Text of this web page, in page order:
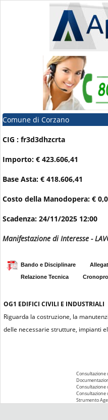
Comune di Corzano
CIG : fr3d3dhzcrta
Importo: € 423.606,41
Base Asta: € 418.606,41
Costo della Manodopera: €
Scadenza: 24/11/2025 12:00
Manifestazione di Interesse -
Bando e Disciplinare
Relazione Tecnica
OG1 EDIFICI CIVILI E INDUSTRIALI
Riguarda la costruzione, la
delle necessarie strutture, impianti
Consultazione
Consultazione
Consultazione
Strumento